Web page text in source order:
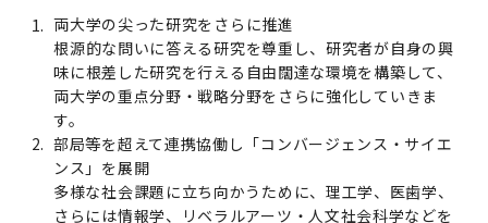
その他の情報公開
研究不正の防止
会計監査人候補者の決定について
教育等の情報
女性活躍推進法による一般事業主行動計画
次世代育成支援対策推進法による一般事業主行
動計画
女性の活躍推進に向けた取り組み
卒業後の進路データ
サークル紹介
大学祭
留学について
キャンパス見学 ※現在は受け付けておりませ
ん
ILA国府台 公開講座等のお知らせ
キャンパス紹介
SPRING（MD）Program for the 2024
Academic Year by Eligible Students
(*Autumn admission)
令和６年度（２０２４年度）総合知と癒しの次
世代フロントランナー育成プログラム（医歯学
系）「Science Tokyo SPRING (医歯学系)」
証明書関係トップ
教養部在学生
医学部在学生
障がいのある学生サポート
障がいのある学生サポートトップ
修学上の支援について
文部科学省からのお知らせ
令和７年度（２０２５年度）新入生向けPC購
入推奨仕様書
学外就職支援イベント
インターンシップ
就職支援サイトリンク集
フィットネスルーム・売店
国立美術館キャンパスメンバーズ
Cancellation (for the Yushima area)
新入学の大学院生へ To New Graduate
Students
項（シラバス）
概要
分野構成
医歯学総合研究科博士課程生命理工学系専攻履
修要項（シラバス）
年報
年報トップ
2024年（25.7MB）
統合教育機構学務企画課
セミナー・特別講義
設置計画履行状況報告書
年報
年報トップ
2024年（PDF：5.4MB）
歯科（歯系診療部門）
統合教育機構
統合教育機構トップ
医学・歯学分野における数理・データサイエン
ス・AI教育開発事業
統合研究機構・統合イノベーション機構
統合研究機構・統合イノベーション機構トップ
オープンイノベーションセンター
特定認定再生医療等委員会
特定認定再生医療等委員会
ヒトES細胞倫理審査委員会
利益相反に関する説明会資料(ダウンロード)(学
内専用)
1. 両大学の尖った研究をさらに推進
根源的な問いに答える研究を尊重し、研究者が自身の興
味に根差した研究を行える自由闊達な環境を構築して、
両大学の重点分野・戦略分野をさらに強化していきま
す。
2. 部局等を超えて連携協働し「コンバージェンス・サイエ
ンス」を展開
多様な社会課題に立ち向かうために、理工学、医歯学、
さらには情報学、リベラルアーツ・人文社会科学などを